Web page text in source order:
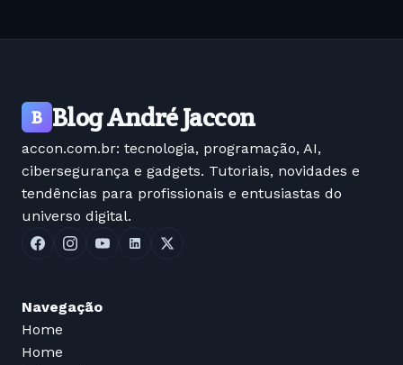
B Blog André Jaccon
accon.com.br: tecnologia, programação, AI,
cibersegurança e gadgets. Tutoriais, novidades e
tendências para profissionais e entusiastas do
universo digital.
Navegação
Home
Home